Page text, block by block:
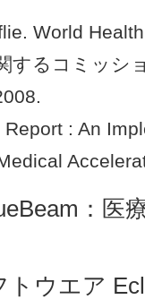
World
するコミッシ
: An
：
トウエア